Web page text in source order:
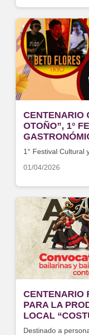
CENTENARIO
OTOÑO”, 1°
1° Festival Cultural
01/04/2026
CENTENARIO
PARA LA
LOCAL
Destinado a